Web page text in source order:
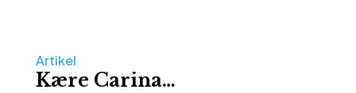
Artikel
Kære Carina…